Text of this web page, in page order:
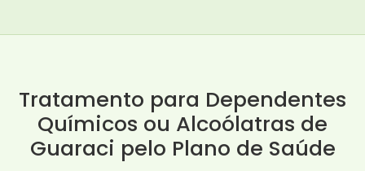
Tratamento para Dependentes
Químicos ou Alcoólatras de
Guaraci pelo Plano de Saúde